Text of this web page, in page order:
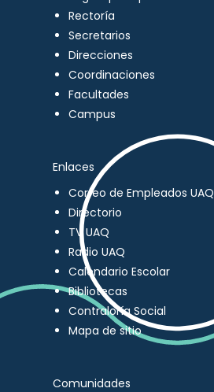
Rectoría
Secretarios
Direcciones
Coordinaciones
Facultades
Campus
Enlaces
Correo de Empleados UAQ
Directorio
TV UAQ
Radio UAQ
Calendario Escolar
Bibliotecas
Contraloría Social
Mapa de sitio
Comunidades